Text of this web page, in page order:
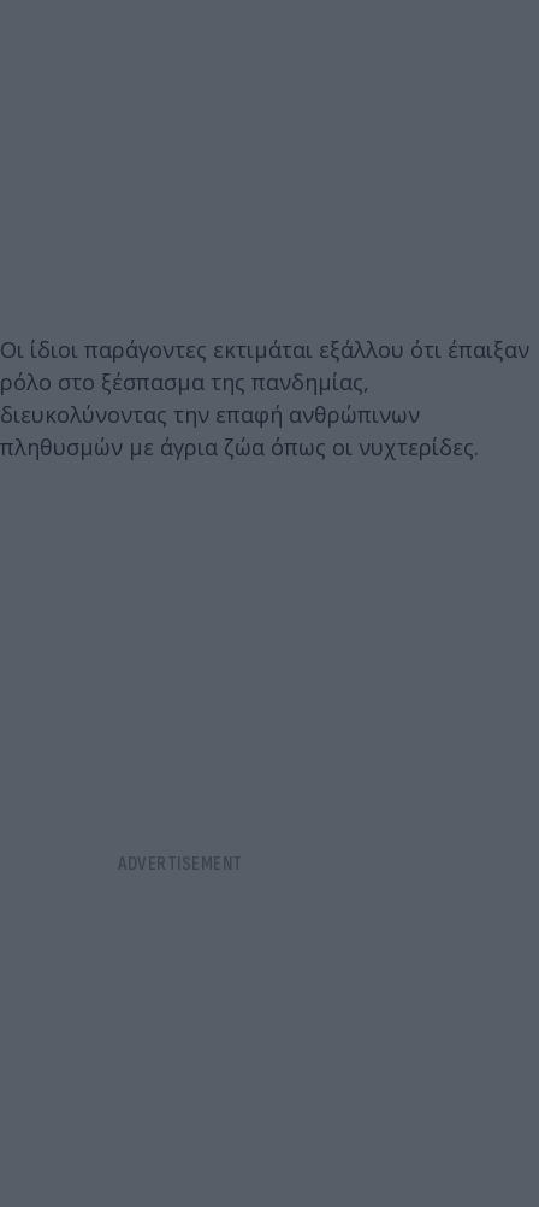
Οι ίδιοι παράγοντες εκτιμάται εξάλλου ότι έπαιξαν
ρόλο στο ξέσπασμα της πανδημίας,
διευκολύνοντας την επαφή ανθρώπινων
πληθυσμών με άγρια ζώα όπως οι νυχτερίδες.